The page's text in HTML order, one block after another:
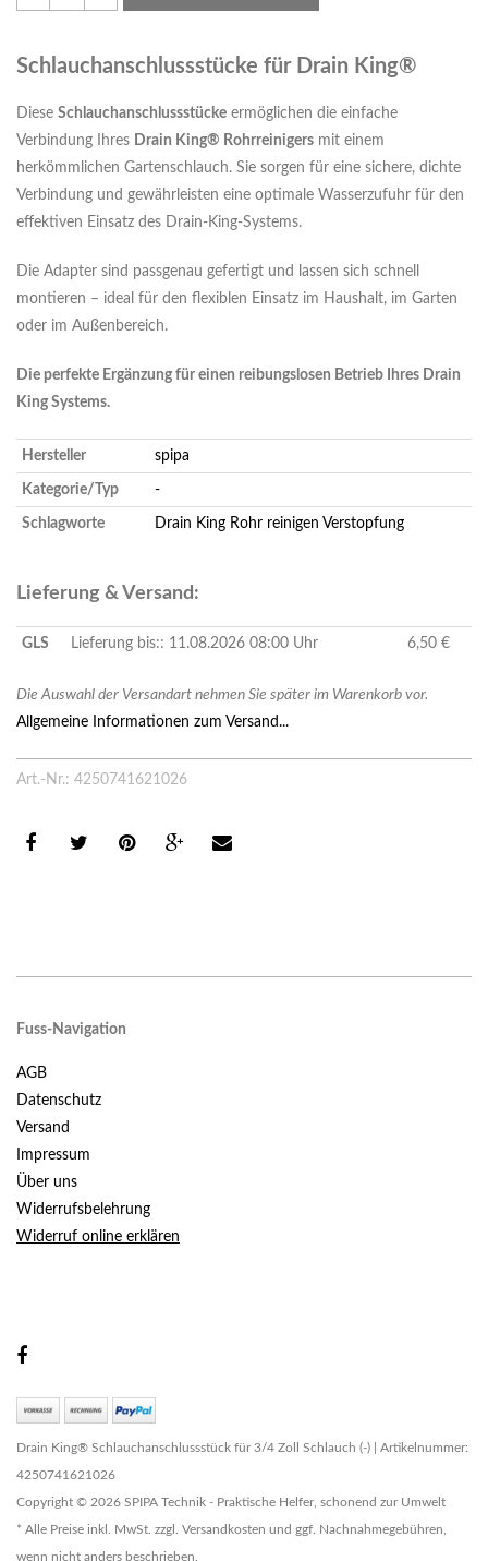
Schlauchanschlussstücke für Drain King®
Diese Schlauchanschlussstücke ermöglichen die einfache
Verbindung Ihres Drain King® Rohrreinigers mit einem
herkömmlichen Gartenschlauch. Sie sorgen für eine sichere, dichte
Verbindung und gewährleisten eine optimale Wasserzufuhr für den
effektiven Einsatz des Drain-King-Systems.
Die Adapter sind passgenau gefertigt und lassen sich schnell
montieren – ideal für den flexiblen Einsatz im Haushalt, im Garten
oder im Außenbereich.
Die perfekte Ergänzung für einen reibungslosen Betrieb Ihres Drain
King Systems.
Hersteller spipa
Kategorie/Typ -
Schlagworte Drain King Rohr reinigen Verstopfung
Lieferung & Versand:
GLS Lieferung bis:: 11.08.2026 08:00 Uhr 6,50 €
Die Auswahl der Versandart nehmen Sie später im Warenkorb vor.
Allgemeine Informationen zum Versand...
Art.-Nr.: 4250741621026
Fuss-Navigation
AGB
Datenschutz
Versand
Impressum
Über uns
Widerrufsbelehrung
Widerruf online erklären
Drain King® Schlauchanschlussstück für 3/4 Zoll Schlauch (-) | Artikelnummer:
4250741621026
Copyright © 2026 SPIPA Technik - Praktische Helfer, schonend zur Umwelt
* Alle Preise inkl. MwSt. zzgl. Versandkosten und ggf. Nachnahmegebühren,
wenn nicht anders beschrieben.